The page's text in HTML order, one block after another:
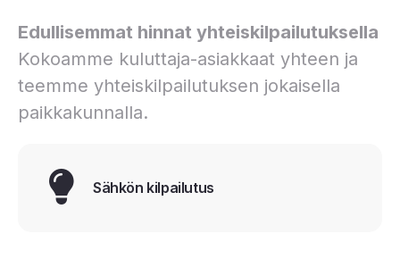
Edullisemmat hinnat yhteiskilpailutuksella
Kokoamme kuluttaja-asiakkaat yhteen ja
teemme yhteiskilpailutuksen jokaisella
paikkakunnalla.
Sähkön kilpailutus